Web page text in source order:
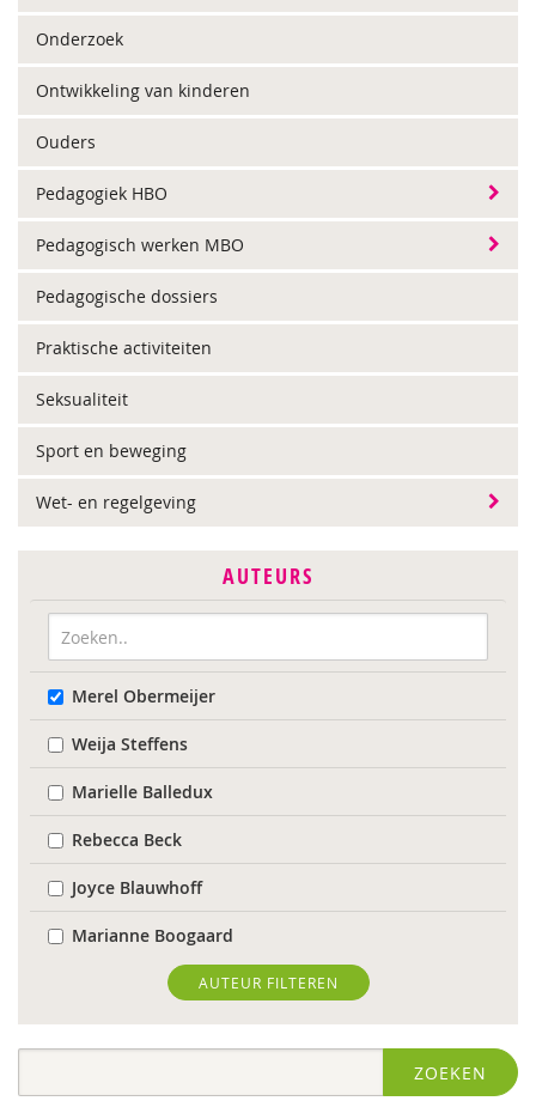
Onderzoek
Ontwikkeling van kinderen
Ouders
Pedagogiek HBO
Pedagogisch werken MBO
Pedagogische dossiers
Praktische activiteiten
Seksualiteit
Sport en beweging
Wet- en regelgeving
AUTEURS
Merel Obermeijer
Weija Steffens
Marielle Balledux
Rebecca Beck
Joyce Blauwhoff
Marianne Boogaard
Rhodé van den Born
Caroline Boudry
AUTEUR FILTEREN
ZOEKEN